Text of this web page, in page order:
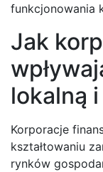
funkcjonowania
Jak
lokalną
Korporacje
kształtowaniu
rynków